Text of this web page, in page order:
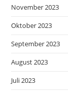
November 2023
Oktober 2023
September 2023
August 2023
Juli 2023